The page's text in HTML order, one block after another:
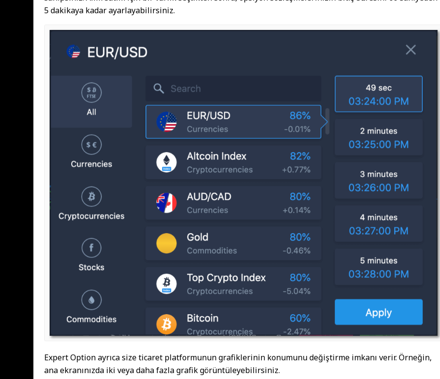
5 dakikaya kadar ayarlayabilirsiniz.
Expert Option ayrıca size ticaret platformunun grafiklerinin konumunu değiştirme imkanı verir. Örneğin,
ana ekranınızda iki veya daha fazla grafik görüntüleyebilirsiniz.